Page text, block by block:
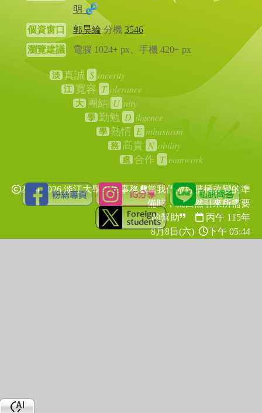
明
個資窗口 郭昊綸 分機 3546
瀏覽建議
電腦 1024+ px、手機 420+ px
淡 真誠 S incerity
江 寬容 T olerance
大 團結 U nity
學 勤勉 D iligence
學 熱情 E nthusiasm
務 高貴 N obility
處 合作 T eamwork
2024-2026 淡江大學學生事務處當我們做好積極改變的準
備時，就自然引來所需要
的幫助
丙午 115年
8月8日(六)
下午 05:44